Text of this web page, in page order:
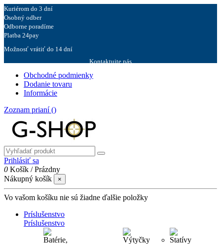
Kuriérom do 3 dní
Osobný odber
Odborne poradíme
Platba 24pay
Možnosť vrátiť do 14 dní
Kontaktujte nás
Obchodné podmienky
Dodanie tovaru
Informácie
Zoznam prianí ()
Prihlásiť sa
0 Košík /Prázdny
Nákupný košík
×
Vo vašom košíku nie sú žiadne ďalšie položky
Príslušenstvo
Príslušenstvo